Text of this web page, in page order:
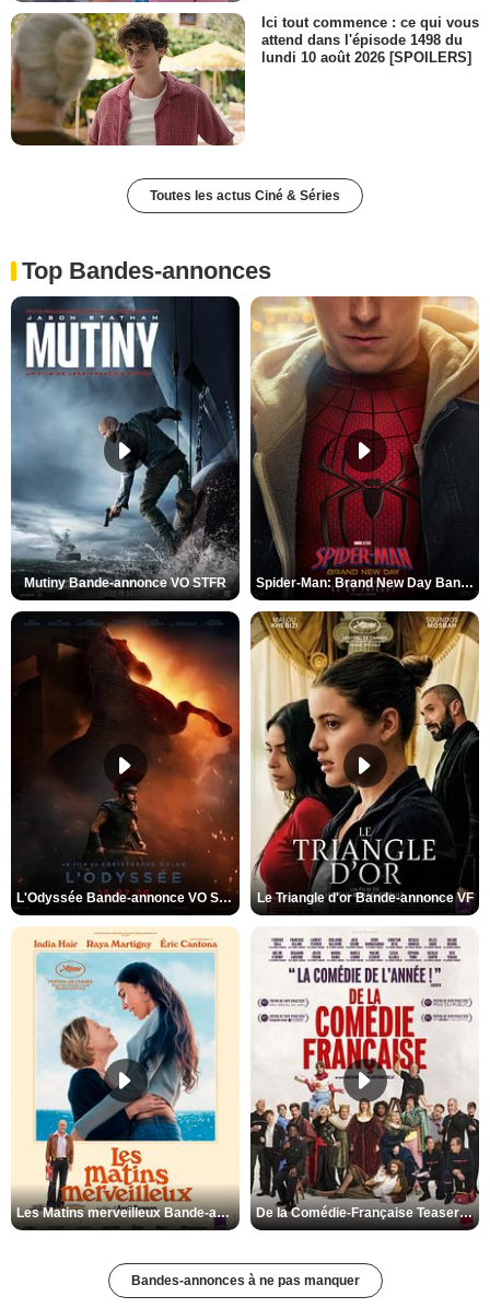
Ici tout commence : ce qui vous
attend dans l'épisode 1498 du
lundi 10 août 2026 [SPOILERS]
Toutes les actus Ciné & Séries
Top Bandes-annonces
Mutiny Bande-annonce VO STFR Spider-Man: Brand New Day Bande-annonce VO STFR
L'Odyssée Bande-annonce VO STFR Le Triangle d'or Bande-annonce VF
Les Matins merveilleux Bande-annonce VF De la Comédie-Française Teaser VF
Bandes-annonces à ne pas manquer